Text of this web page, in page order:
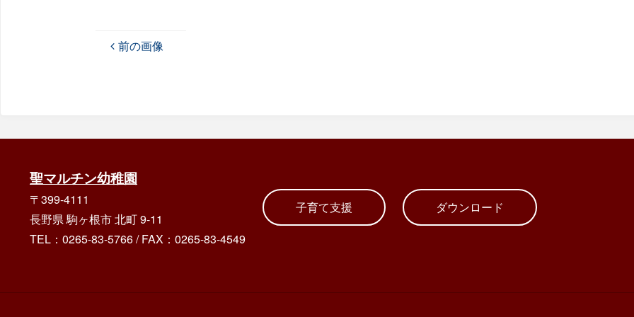
前の画像
聖マルチン幼稚園
〒399-4111
長野県 駒ヶ根市 北町 9-11
TEL：0265-83-5766/FAX：0265-83-4549
子育て支援 ダウンロード